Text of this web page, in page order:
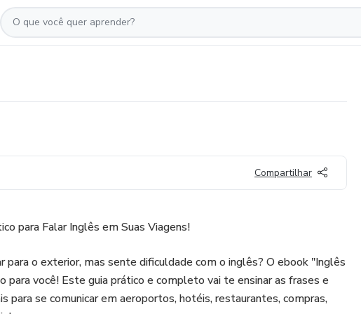
Compartilhar
para Falar Inglês em Suas Viagens!
para o exterior, mas sente dificuldade com o inglês? O ebook "Inglês
para você! Este guia prático e completo vai te ensinar as frases e
para se comunicar em aeroportos, hotéis, restaurantes, compras,